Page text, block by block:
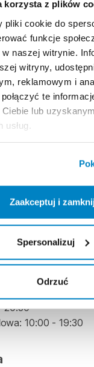
korzysta z plików
pliki cookie do
funkcje
naszej witrynie.
witryny,
reklamowym i
te
lub
Zaakceptuj i zamknij
Spersonalizuj
Odrzuć
SPRZĘTU
20:30
- 20:30
20:30